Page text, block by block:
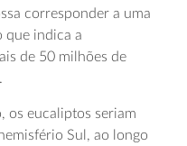
corresponder a uma
que indica a
de 50 milhões de
os eucaliptos seriam
Sul, ao longo